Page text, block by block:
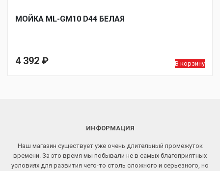
МОЙКA ML-GM10 D44 БЕЛАЯ
4 392 ₽ В корзину
ИНФОРМАЦИЯ
Наш магазин существует уже очень длительный промежуток
времени. За это время мы побывали не в самых благоприятных
условиях для развития чего-то столь сложного и серьезного, но